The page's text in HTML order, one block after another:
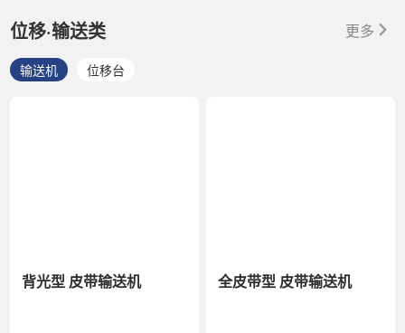
位移·输送类 更多
输送机 位移台
背光型 皮带输送机 全皮带型 皮带输送机